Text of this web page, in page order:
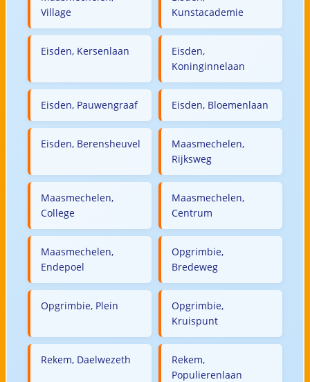
Village
Kunstacademie
Eisden, Kersenlaan
Eisden,
Koninginnelaan
Eisden, Pauwengraaf Eisden, Bloemenlaan
Eisden, Berensheuvel
Maasmechelen,
Rijksweg
Maasmechelen,
College
Maasmechelen,
Centrum
Maasmechelen,
Endepoel
Opgrimbie,
Bredeweg
Opgrimbie, Plein
Opgrimbie,
Kruispunt
Rekem, Daelwezeth
Rekem,
Populierenlaan